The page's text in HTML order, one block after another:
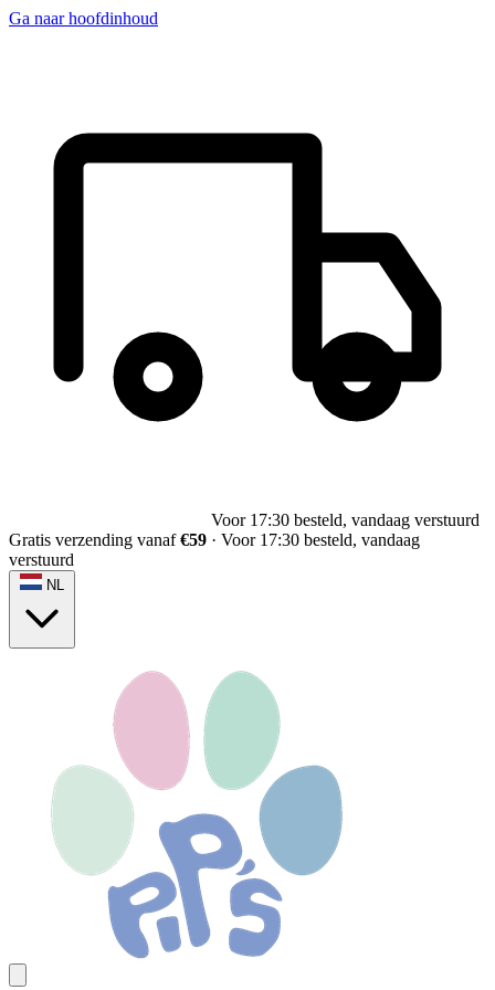
Ga naar hoofdinhoud
Voor 17:30 besteld, vandaag verstuurd
Gratis verzending vanaf€59 · Voor 17:30 besteld, vandaag
verstuurd
NL